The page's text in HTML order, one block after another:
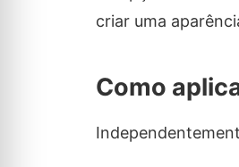
criar uma
Como